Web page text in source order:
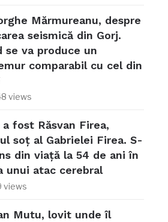
Mărmureanu, despre
seismică din Gorj.
se va produce un
comparabil cu cel din
views
a fost Răsvan Firea,
soț al Gabrielei Firea. S-
din viață la 54 de ani în
unui atac cerebral
views
Mutu, lovit unde îl